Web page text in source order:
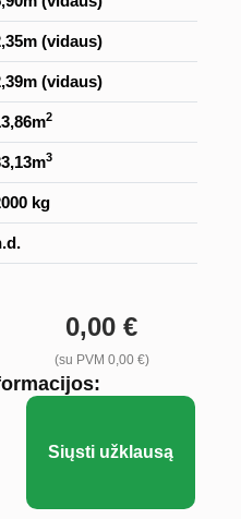
(vidaus)
(vidaus)
2
3
kg
0,00 €
(su PVM 0,00 €)
Siųsti užklausą